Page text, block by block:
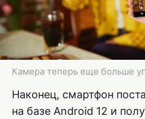
Камера теперь еще больше
Наконец, смартфон
на базе Android 12 и